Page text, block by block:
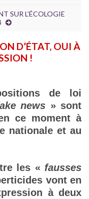
SUR L’ÉCOLOGIE
D’ÉTAT, OUI À
!
de loi
news » sont
ce moment à
nationale et au
les « fausses
vont en
à deux